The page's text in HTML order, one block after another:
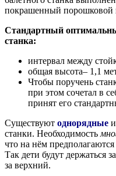
покрашенный порошковой
Стандартный
станка:
интервал между
общая высота– 1,1
Чтобы поручень
при этом сочетал в
принят его
Существуют однорядные и
станки. Необходимость
что на нём
Так дети будут держаться
за верхний.